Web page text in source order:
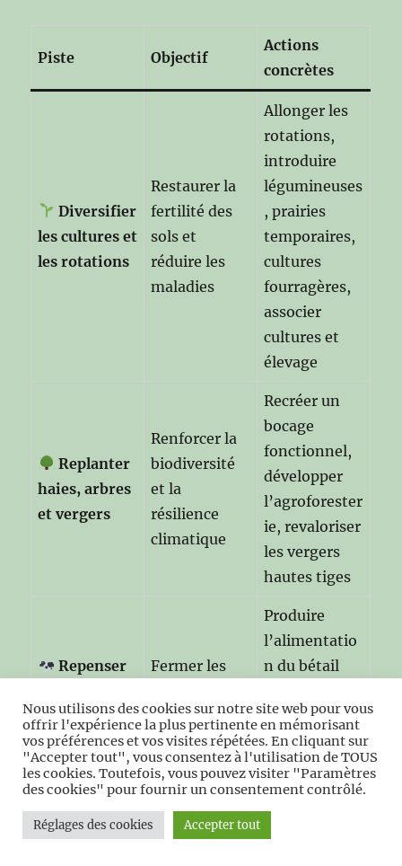
Piste Objectif
Actions
concrètes
Diversifier
les cultures et
les rotations
Restaurer la
fertilité des
sols et
réduire les
maladies
Allonger les
rotations,
introduire
légumineuses
, prairies
temporaires,
cultures
fourragères,
associer
cultures et
élevage
Replanter
haies, arbres
et vergers
Renforcer la
biodiversité
et la
résilience
climatique
Recréer un
bocage
fonctionnel,
développer
l’agroforester
ie, revaloriser
les vergers
hautes tiges
Repenser
dans un
système
intégré
Fermer les
réduire les
achats
extérieurs
Produire
l’alimentatio
n du bétail
valoriser le
fumier,
adapter les
troupeaux
aux surfaces
Nous utilisons des cookies sur notre site web pour vous
offrir l'expérience la plus pertinente en mémorisant
vos préférences et vos visites répétées. En cliquant sur
"Accepter tout", vous consentez à l'utilisation de TOUS
les cookies. Toutefois, vous pouvez visiter "Paramètres
des cookies" pour fournir un consentement contrôlé.
Réglages des cookies Accepter tout